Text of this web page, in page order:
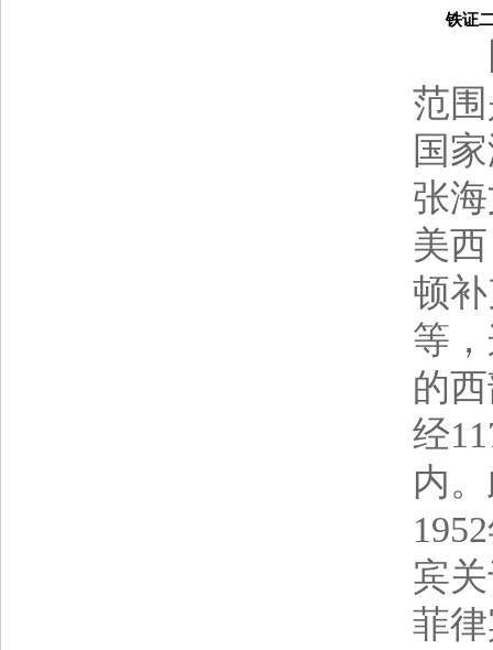
铁证二
范
国
张
美
顿
等
的
经
内
宾
菲